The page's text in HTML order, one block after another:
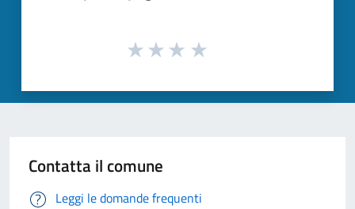
Contatta il comune
Leggi le domande frequenti